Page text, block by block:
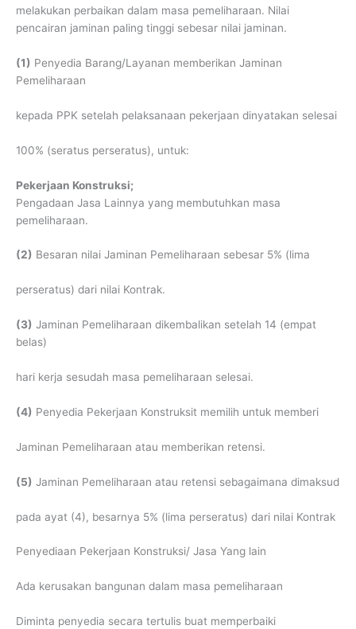
melakukan perbaikan dalam masa pemeliharaan. Nilai
pencairan jaminan paling tinggi sebesar nilai jaminan.
(1) Penyedia Barang/Layanan memberikan Jaminan
Pemeliharaan
kepada PPK setelah pelaksanaan pekerjaan dinyatakan selesai
100% (seratus perseratus), untuk:
Pekerjaan Konstruksi;
Pengadaan Jasa Lainnya yang membutuhkan masa
pemeliharaan.
(2) Besaran nilai Jaminan Pemeliharaan sebesar 5% (lima
perseratus) dari nilai Kontrak.
(3) Jaminan Pemeliharaan dikembalikan setelah 14 (empat
belas)
hari kerja sesudah masa pemeliharaan selesai.
(4) Penyedia Pekerjaan Konstruksit memilih untuk memberi
Jaminan Pemeliharaan atau memberikan retensi.
(5) Jaminan Pemeliharaan atau retensi sebagaimana dimaksud
pada ayat (4), besarnya 5% (lima perseratus) dari nilai Kontrak
Penyediaan Pekerjaan Konstruksi/ Jasa Yang lain
Ada kerusakan bangunan dalam masa pemeliharaan
Diminta penyedia secara tertulis buat memperbaiki